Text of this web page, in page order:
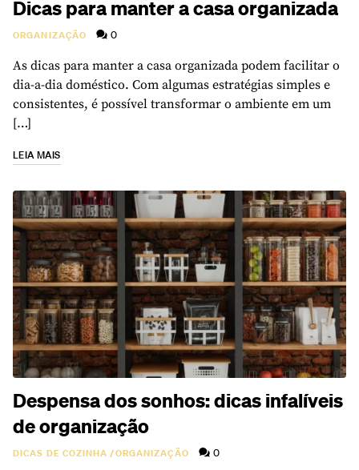
Dicas para manter a casa organizada
ORGANIZAÇÃO 0
As dicas para manter a casa organizada podem facilitar o
dia-a-dia doméstico. Com algumas estratégias simples e
consistentes, é possível transformar o ambiente em um
[…]
LEIA MAIS
Despensa dos sonhos: dicas infalíveis
de organização
DICAS DE COZINHA /ORGANIZAÇÃO 0